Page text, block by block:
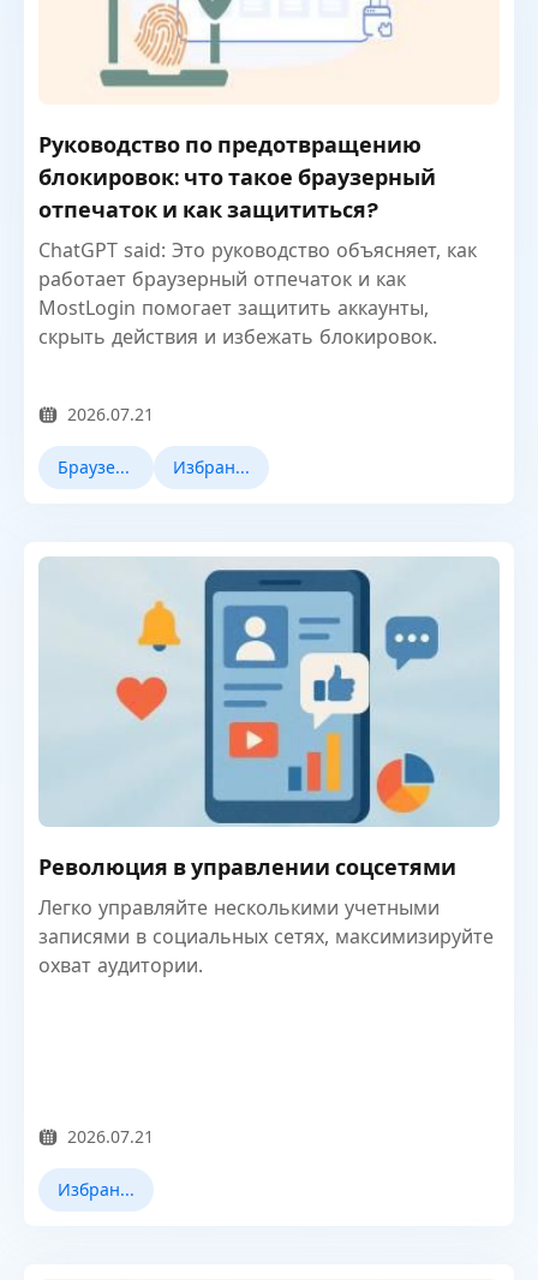
Руководство по предотвращению
блокировок: что такое браузерный
отпечаток и как защититься?
ChatGPT said: Это руководство объясняет, как
работает браузерный отпечаток и как
MostLogin помогает защитить аккаунты,
скрыть действия и избежать блокировок.
2026.07.21
Браузерное отпечаток Избранные новости
Революция в управлении соцсетями
Легко управляйте несколькими учетными
записями в социальных сетях, максимизируйте
охват аудитории.
2026.07.21
Избранные новости